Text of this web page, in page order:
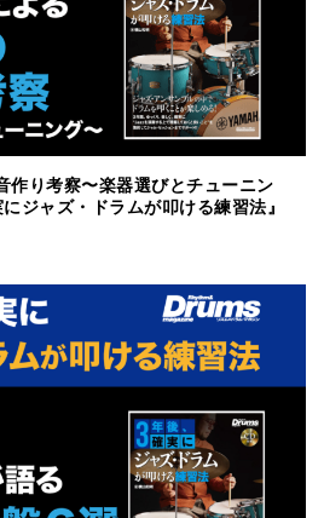
作り考察〜楽器選びとチューニン
ジャズ・ドラムが叩ける練習法』